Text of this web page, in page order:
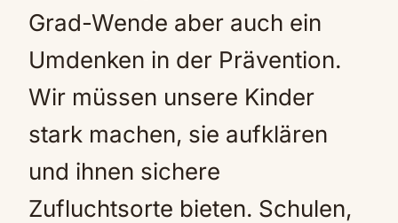
Grad-Wende aber auch ein
Umdenken in der Prävention.
Wir müssen unsere Kinder
stark machen, sie aufklären
und ihnen sichere
Zufluchtsorte bieten. Schulen,